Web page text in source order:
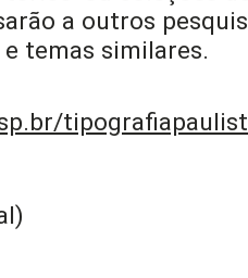
a outros
temas similares.